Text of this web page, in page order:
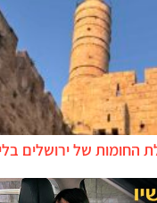
של ירושלים בלילה